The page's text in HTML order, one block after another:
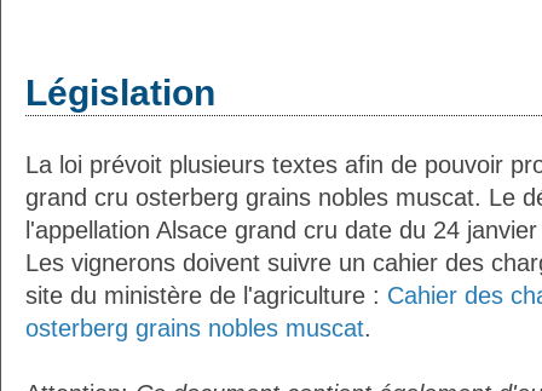
Législation
La loi prévoit plusieurs textes afin de pouvoir
grand cru osterberg grains nobles muscat. Le
l'appellation Alsace grand cru date du 24
Les vignerons doivent suivre un cahier des
site du ministère de l'agriculture : Cahier des
osterberg grains nobles muscat.